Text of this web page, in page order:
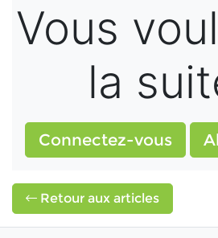
Vous
la
Connectez-vous
Retour aux articles